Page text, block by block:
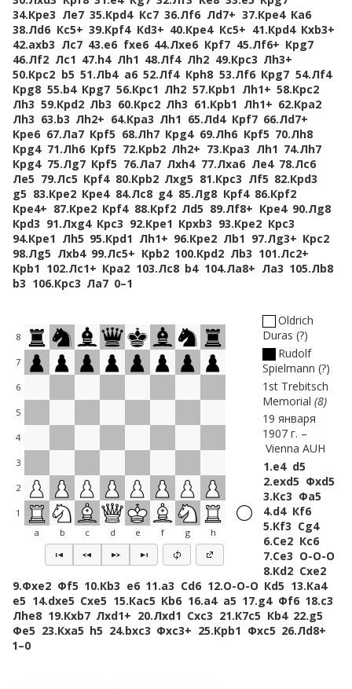
34.Крe3 Лe7 35.Крd4 Кc7 36.Лf6 Лd7+ 37.Крe4 Кa6
38.Лd6 Кc5+ 39.Крf4 Кd3+ 40.Крe4 Кc5+ 41.Крd4 Кxb3+
42.axb3 Лc7 43.e6 fxe6 44.Лxe6 Крf7 45.Лf6+ Крg7
46.Лf2 Лc1 47.h4 Лh1 48.Лf4 Лh2 49.Крc3 Лh3+
50.Крc2 b5 51.Лb4 a6 52.Лf4 Крh8 53.Лf6 Крg7 54.Лf4
Крg8 55.b4 Крg7 56.Крc1 Лh2 57.Крb1 Лh1+ 58.Крc2
Лh3 59.Крd2 Лb3 60.Крc2 Лh3 61.Крb1 Лh1+ 62.Крa2
Лh3 63.b3 Лh2+ 64.Крa3 Лh1 65.Лd4 Крf7 66.Лd7+
Крe6 67.Лa7 Крf5 68.Лh7 Крg4 69.Лh6 Крf5 70.Лh8
Крg4 71.Лh6 Крf5 72.Крb2 Лh2+ 73.Крa3 Лh1 74.Лh7
Крg4 75.Лg7 Крf5 76.Лa7 Лxh4 77.Лxa6 Лe4 78.Лc6
Лe5 79.Лc5 Крf4 80.Крb2 Лxg5 81.Крc3 Лf5 82.Крd3
g5 83.Крe2 Крe4 84.Лc8 g4 85.Лg8 Крf4 86.Крf2
Крe4+ 87.Крe2 Крf4 88.Крf2 Лd5 89.Лf8+ Крe4 90.Лg8
Крd3 91.Лxg4 Крc3 92.Крe1 Крxb3 93.Крe2 Крc3
94.Крe1 Лh5 95.Крd1 Лh1+ 96.Крe2 Лb1 97.Лg3+ Крc2
98.Лg5 Лxb4 99.Лc5+ Крb2 100.Крd2 Лb3 101.Лc2+
Крb1 102.Лc1+ Крa2 103.Лc8 b4 104.Лa8+ Лa3 105.Лb8
b3 106.Крc3 Лa7 0–1
8
7
6
5
4
3
2
1
a
b c d e f g h
Oldrich
Duras ?
Rudolf
Spielmann ?
1st Trebitsch
Memorial 8
19 января
1907 г.
Vienna AUH
1.e4 d5
2.exd5 Фxd5
3.Кc3 Фa5
4.d4 Кf6
5.Кf3 Сg4
6.Сe2 Кc6
7.Сe3 O-O-O
8.Кd2 Сxe2
9.Фxe2 Фf5 10.Кb3 e6 11.a3 Сd6 12.O-O-O Кd5 13.Кa4
e5 14.dxe5 Сxe5 15.Кac5 Кb6 16.a4 a5 17.g4 Фf6 18.c3
Лhe8 19.Кxb7 Лxd1+ 20.Лxd1 Сxc3 21.К7c5 Кb4 22.g5
Фe5 23.Кxa5 h5 24.bxc3 Фxc3+ 25.Крb1 Фxc5 26.Лd8+
1–0